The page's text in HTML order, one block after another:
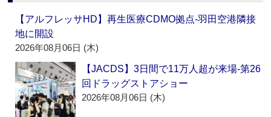
【アルフレッサHD】再生医療CDMO拠点‐羽田空港隣接
地に開設
2026年08月06日 (木)
【JACDS】3日間で11万人超が来場‐第26
回ドラッグストアショー
2026年08月06日 (木)